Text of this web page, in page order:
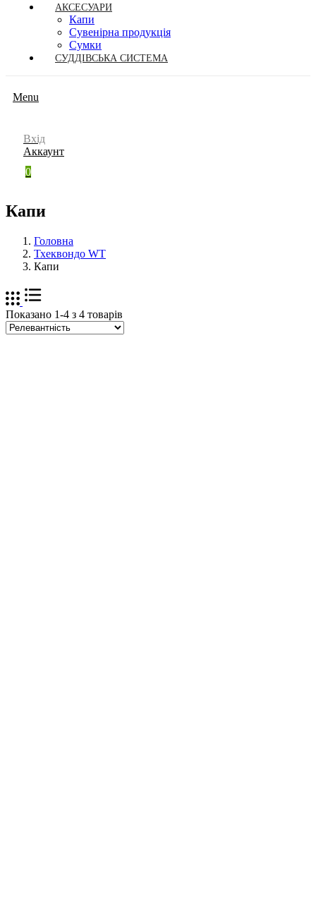
АКСЕСУАРИ
Капи
Сувенірна продукція
Сумки
СУДДІВСЬКА СИСТЕМА
Menu
Вхід
Аккаунт
0
Капи
Головна
Тхеквондо WT
Капи
Показано 1-4 з 4 товарів